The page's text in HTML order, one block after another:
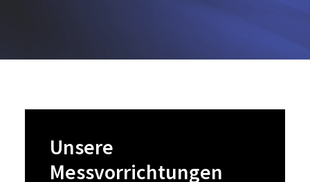
Unsere
Messvorrichtungen